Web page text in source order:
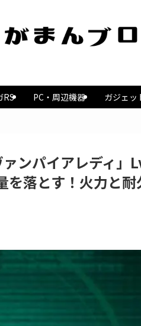
RS PC・周辺機器 ガジェッ
ンパイアレディ」
を落とす！火力と